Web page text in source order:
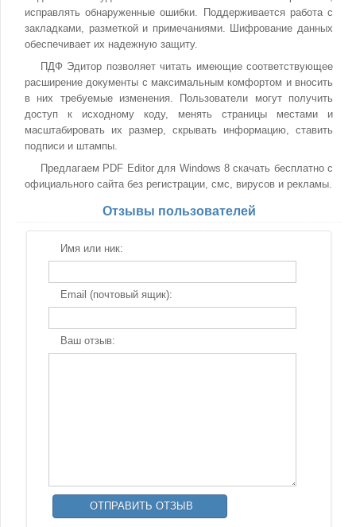
исправлять обнаруженные ошибки. Поддерживается работа с
закладками, разметкой и примечаниями. Шифрование данных
обеспечивает их надежную защиту.
ПДФ Эдитор позволяет читать имеющие соответствующее
расширение документы с максимальным комфортом и вносить
в них требуемые изменения. Пользователи могут получить
доступ к исходному коду, менять страницы местами и
масштабировать их размер, скрывать информацию, ставить
подписи и штампы.
Предлагаем PDF Editor для Windows 8 скачать бесплатно с
официального сайта без регистрации, смс, вирусов и рекламы.
Отзывы пользователей
Имя или ник:
Email (почтовый ящик):
Ваш отзыв: